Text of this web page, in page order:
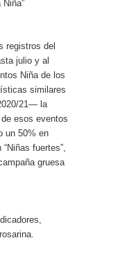
registros del
julio y al
Niña de los
similares
21— la
esos eventos
un 50% en
fuertes”,
gruesa